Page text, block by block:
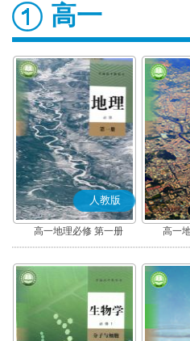
高一
人教版
高一地理必修 第一册 高一